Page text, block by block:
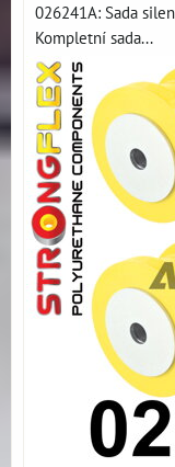
026241A: Sada
Kompletní sada...